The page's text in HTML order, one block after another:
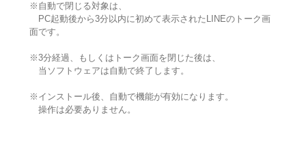
※自動で閉じる対象は、
PC起動後から3分以内に初めて表示されたLINEのトーク画
面です。
※3分経過、もしくはトーク画面を閉じた後は、
当ソフトウェアは自動で終了します。
※インストール後、自動で機能が有効になります。
操作は必要ありません。